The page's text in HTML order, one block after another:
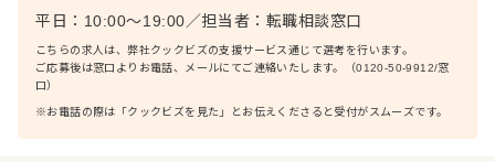
平日：10:00〜19:00／担当者： 転職相談窓口
こちらの求人は、弊社クックビズの支援サービス通じて選考を行います。
ご応募後は窓口よりお電話、メールにてご連絡いたします。（0120-50-9912/窓
口）
※お電話の際は「クックビズを見た」とお伝えくださると受付がスムーズです。